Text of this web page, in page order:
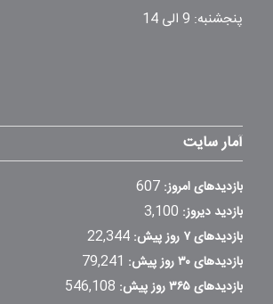
پنجشنبه: 9 الی 14
آمار سایت
بازدیدهای امروز: 607
بازدید دیروز: 3,100
بازدیدهای ۷ روز پیش: 22,344
بازدیدهای ۳۰ روز پیش: 79,241
بازدیدهای ۳۶۵ روز پیش: 546,108